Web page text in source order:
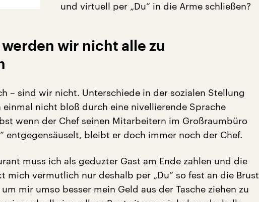
und virtuell per „Du“ in die Arme schließen?
werden wir nicht alle zu
– sind wir nicht. Unterschiede in der sozialen Stellung
einmal nicht bloß durch eine nivellierende Sprache
wenn der Chef seinen Mitarbeitern im Großraumbüro
entgegensäuselt, bleibt er doch immer noch der Chef.
muss ich als geduzter Gast am Ende zahlen und die
mich vermutlich nur deshalb per „Du“ so fest an die Brust
mir umso besser mein Geld aus der Tasche ziehen zu